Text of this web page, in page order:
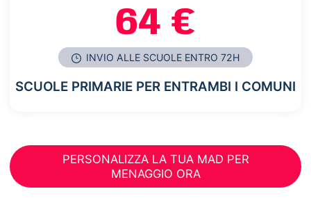
64 €
INVIO ALLE SCUOLE ENTRO 72H
SCUOLE PRIMARIE PER ENTRAMBI I COMUNI
PERSONALIZZA LA TUA MAD PER
MENAGGIO ORA